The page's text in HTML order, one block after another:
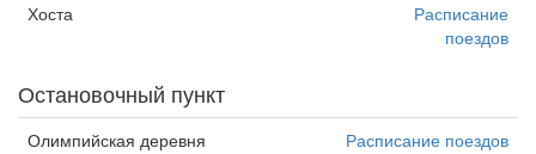
Хоста
Расписание
поездов
Остановочный пункт
Олимпийская деревня Расписание поездов